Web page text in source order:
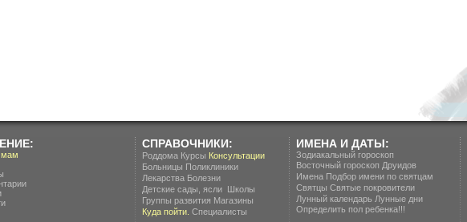
СПРАВОЧНИКИ:
Роддома Курсы Консультации
Больницы Поликлиники
Лекарства Болезни
Детские сады, ясли Школы
Группы развития Магазины
Куда пойти. Специалисты
ИМЕНА И ДАТЫ:
Зодиакальный гороскоп
Восточный гороскоп Друидов
Имена Подбор имени по святцам
Святцы Святые покровители
Лунный календарь Лунные дни
Определить пол ребенка!!!